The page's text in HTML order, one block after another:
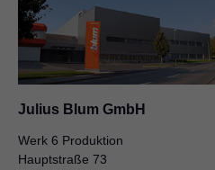
Julius Blum GmbH
Werk 6 Produktion
Hauptstraße 73